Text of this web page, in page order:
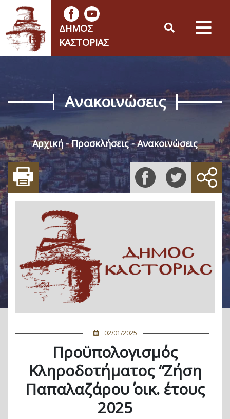
ΔΉΜΟΣ
ΚΑΣΤΟΡΙΆΣ
Ανακοινώσεις
Αρχική Προσκλήσεις Ανακοινώσεις
02/01/2025
Προϋπολογισμός
Κληροδοτήματος “Ζήση
Παπαλαζάρου΄΄ οικ. έτους
2025